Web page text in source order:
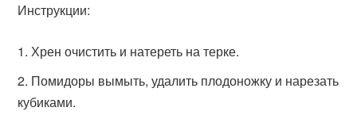
Инструкции:
Хрен очистить и натереть на терке.
Помидоры вымыть, удалить плодоножку и нарезать
кубиками.